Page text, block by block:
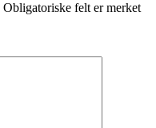
Obligatoriske felt er merket